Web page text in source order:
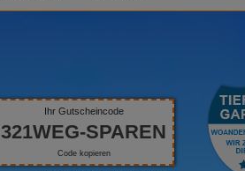
Ihr Gutscheincode
321WEG-SPAREN
Code kopieren